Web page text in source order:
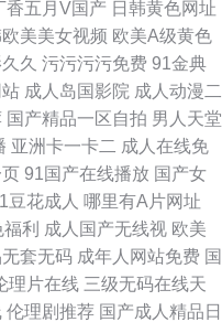
香五月V国产 日韩黄色网址
欧美美女视频 欧美A级黄色
久 污污污污免费 91金典
成人岛国影院 成人动漫二
国产精品一区自拍 男人天堂
亚洲卡一卡二 成人在线免
91国产在线播放 国产女
豆花成人 哪里有A片网址
利 成人国产无线视 欧美
套无码 成年人网站免费 国
理片在线 三级无码在线天
伦理剧推荐 国产成人精品日